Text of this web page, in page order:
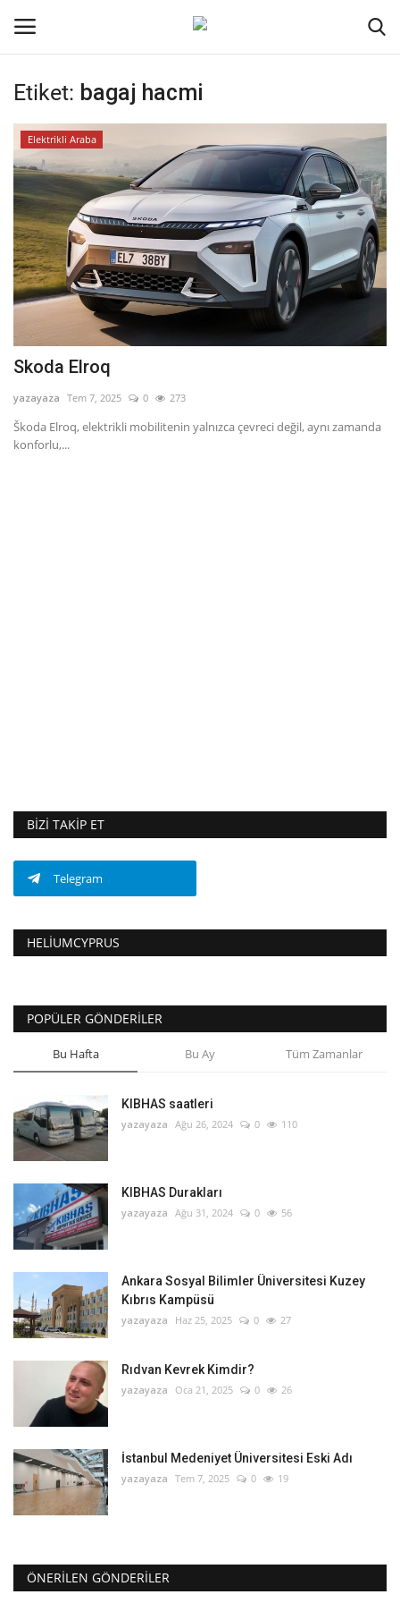
Oturum aç Kayıt ol
Ana Sayfa
Kodlama
Kripto Para
İletişim
Genel
Dil
Etiket: bagaj hacmi
Elektrikli Araba
Skoda Elroq
yazayaza Tem 7, 2025 0 273
Škoda Elroq, elektrikli mobilitenin yalnızca çevreci değil, aynı zamanda
konforlu,...
BIZI TAKIP ET
Telegram
HELIUMCYPRUS
POPÜLER GÖNDERILER
Bu Hafta Bu Ay Tüm Zamanlar
KIBHAS saatleri
yazayaza Ağu 26, 2024 0 110
KIBHAS Durakları
yazayaza Ağu 31, 2024 0 56
Ankara Sosyal Bilimler Üniversitesi Kuzey
Kıbrıs Kampüsü
yazayaza Haz 25, 2025 0 27
Rıdvan Kevrek Kimdir?
yazayaza Oca 21, 2025 0 26
İstanbul Medeniyet Üniversitesi Eski Adı
yazayaza Tem 7, 2025 0 19
ÖNERILEN GÖNDERILER